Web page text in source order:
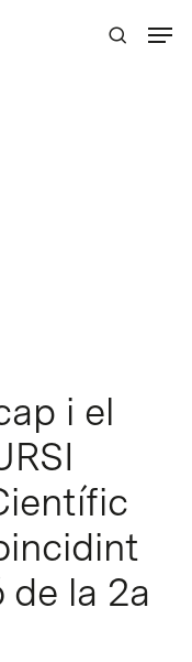
i el
de la 2a